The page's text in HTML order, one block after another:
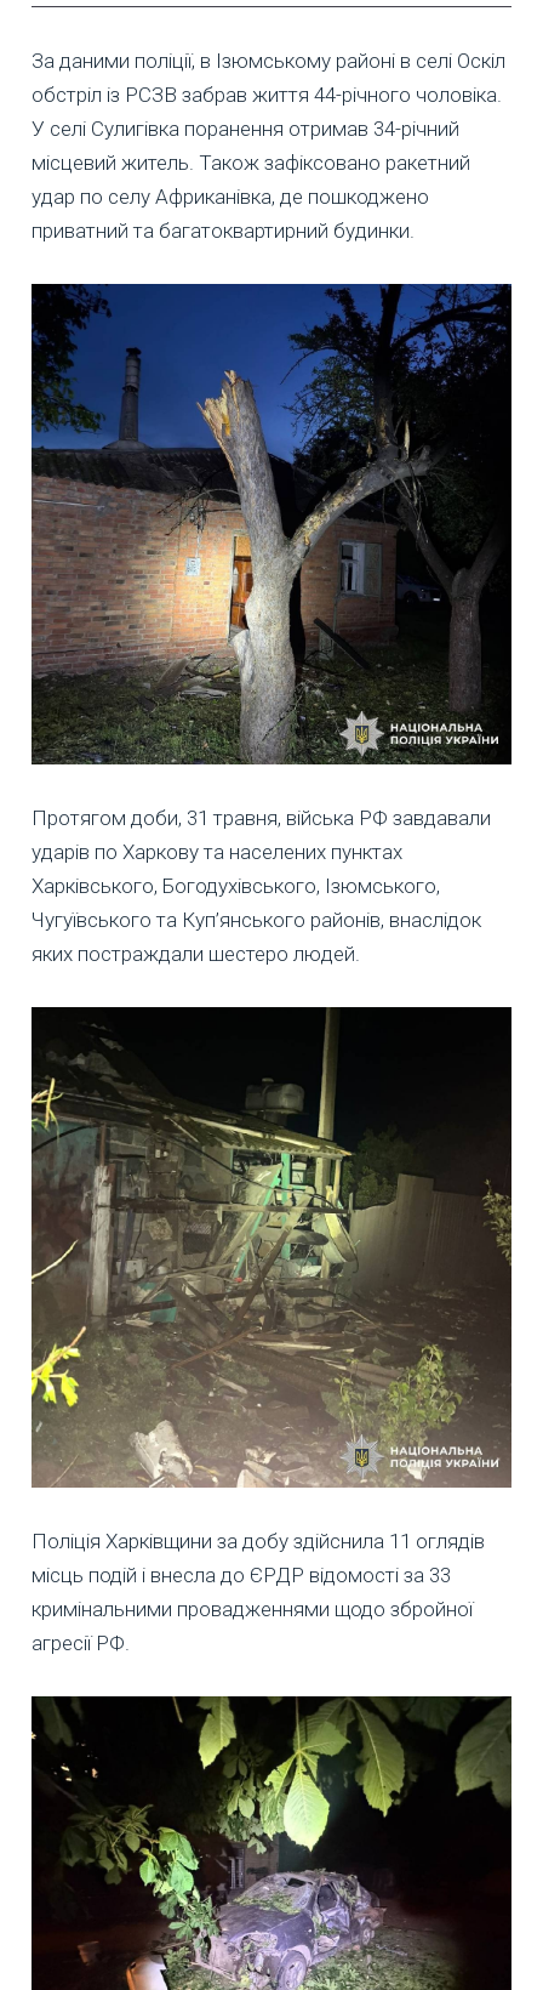
За даними поліції, в Ізюмському районі в селі Оскіл
обстріл із РСЗВ забрав життя 44-річного чоловіка.
У селі Сулигівка поранення отримав 34-річний
місцевий житель. Також зафіксовано ракетний
удар по селу Африканівка, де пошкоджено
приватний та багатоквартирний будинки.
Протягом доби, 31 травня, війська РФ завдавали
ударів по Харкову та населених пунктах
Харківського, Богодухівського, Ізюмського,
Чугуївського та Куп’янського районів, внаслідок
яких постраждали шестеро людей.
Поліція Харківщини за добу здійснила 11 оглядів
місць подій і внесла до ЄРДР відомості за 33
кримінальними провадженнями щодо збройної
агресії РФ.